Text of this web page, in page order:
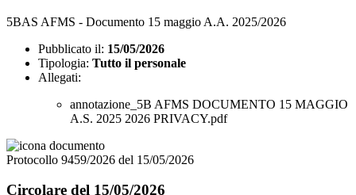
5BAS AFMS - Documento 15 maggio A.A. 2025/2026
Pubblicato il: 15/05/2026
Tipologia: Tutto il personale
Allegati:
annotazione_5B AFMS DOCUMENTO 15 MAGGIO
A.S. 2025 2026 PRIVACY.pdf
Protocollo 9459/2026 del 15/05/2026
Circolare del 15/05/2026